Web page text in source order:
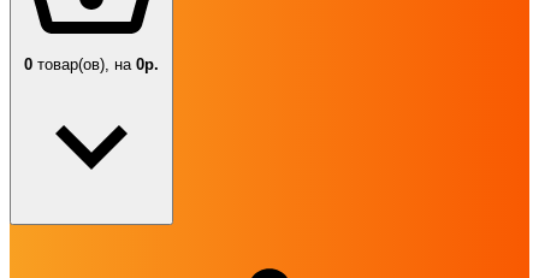
0 товар(ов), на 0р.